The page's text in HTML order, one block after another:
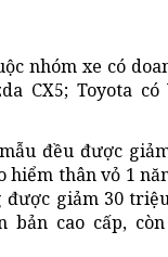
nhóm xe có
CX5; Toyota
đều được
hiểm thân vỏ 1
được giảm 30
bản cao cấp,